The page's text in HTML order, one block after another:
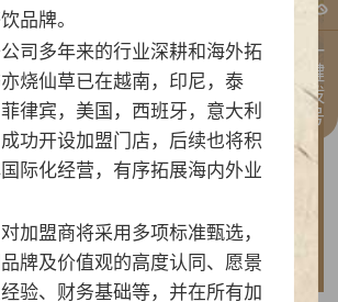
一键拨号
书亦烧仙草以“有料品类之王”拿
品牌。
司多年来的行业深耕和海外拓
烧仙草已在越南，印尼，泰
律宾，美国，西班牙，意大利
成功开设加盟门店，后续也将积
际化经营，有序拓展海内外业
加盟商将采用多项标准甄选，
牌及价值观的高度认同、愿景
验、财务基础等，并在所有加